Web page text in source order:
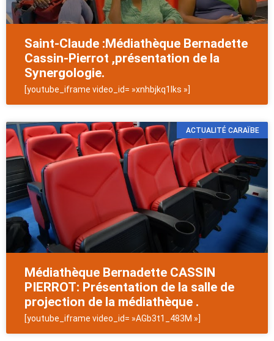
Saint-Claude :Médiathèque Bernadette
Cassin-Pierrot ,présentation de la
Synergologie.
[youtube_iframe video_id= »xnhbjkq1lks »]
ACTUALITÉ CARAÏBE
Médiathèque Bernadette CASSIN
PIERROT: Présentation de la salle de
projection de la médiathèque .
[youtube_iframe video_id= »AGb3t1_483M »]